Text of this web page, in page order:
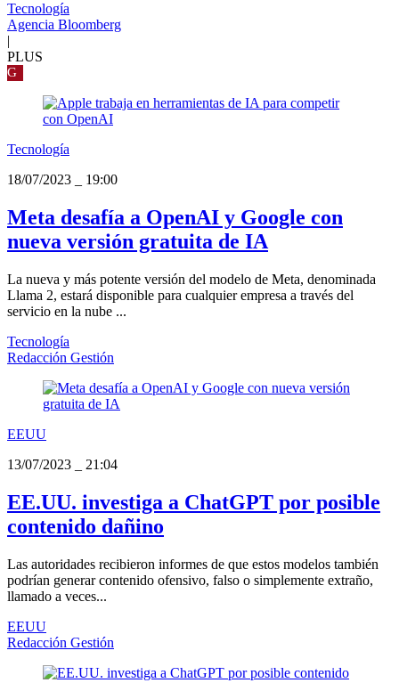
Tecnología
Agencia Bloomberg
|
PLUS
G
Tecnología
18/07/2023
19:00
Meta desafía a OpenAI y Google con
nueva versión gratuita de IA
La nueva y más potente versión del modelo de Meta, denominada
Llama 2, estará disponible para cualquier empresa a través del
servicio en la nube ...
Tecnología
Redacción Gestión
EEUU
13/07/2023
21:04
EE.UU. investiga a ChatGPT por posible
contenido dañino
Las autoridades recibieron informes de que estos modelos también
podrían generar contenido ofensivo, falso o simplemente extraño,
llamado a veces...
EEUU
Redacción Gestión